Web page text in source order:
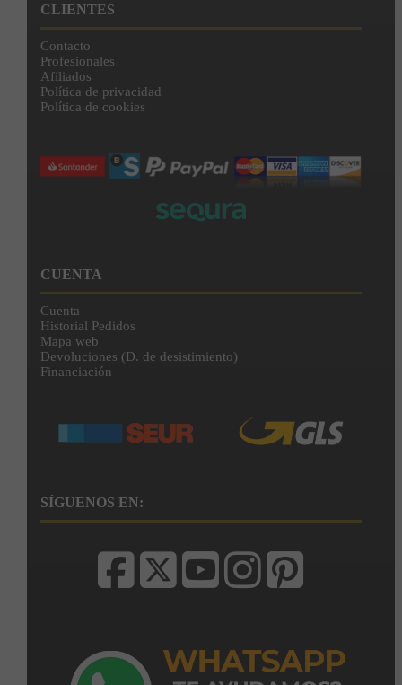
CLIENTES
Contacto
Profesionales
Afiliados
Política de privacidad
Política de cookies
CUENTA
Cuenta
Historial Pedidos
Mapa web
Devoluciones (D. de desistimiento)
Financiación
SÍGUENOS EN: